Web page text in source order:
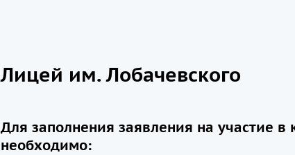
Лицей им. Лобачевского
Для заполнения заявления на участие в
необходимо: